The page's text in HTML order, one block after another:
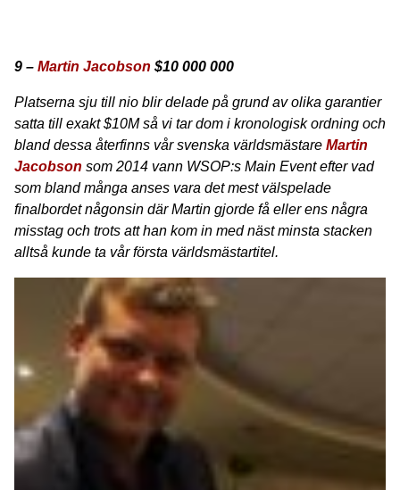
9 – Martin Jacobson $10 000 000
Platserna sju till nio blir delade på grund av olika garantier
satta till exakt $10M så vi tar dom i kronologisk ordning och
bland dessa återfinns vår svenska världsmästare Martin
Jacobson som 2014 vann WSOP:s Main Event efter vad
som bland många anses vara det mest välspelade
finalbordet någonsin där Martin gjorde få eller ens några
misstag och trots att han kom in med näst minsta stacken
alltså kunde ta vår första världsmästartitel.